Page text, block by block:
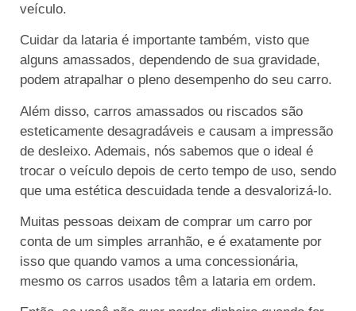
veículo.
Cuidar da lataria é importante também, visto que
alguns amassados, dependendo de sua gravidade,
podem atrapalhar o pleno desempenho do seu carro.
Além disso, carros amassados ou riscados são
esteticamente desagradáveis e causam a impressão
de desleixo. Ademais, nós sabemos que o ideal é
trocar o veículo depois de certo tempo de uso, sendo
que uma estética descuidada tende a desvalorizá-lo.
Muitas pessoas deixam de comprar um carro por
conta de um simples arranhão, e é exatamente por
isso que quando vamos a uma concessionária,
mesmo os carros usados têm a lataria em ordem.